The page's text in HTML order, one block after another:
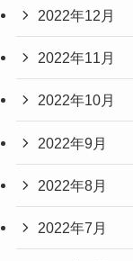
2022年12月
2022年11月
2022年10月
2022年9月
2022年8月
2022年7月